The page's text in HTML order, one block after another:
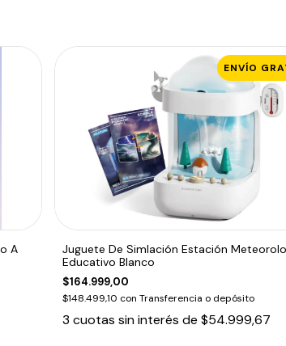
A
ENVÍO
Juguete De Simlación Estación
Educativo Blanco
$164.999,00
$148.499,10 con Transferencia o depósito
3 cuotas sin interés de $54.999,67